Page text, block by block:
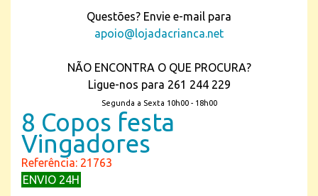
Questões? Envie e-mail para
apoio@lojadacrianca.net
NÃO ENCONTRA O QUE PROCURA?
Ligue-nos para 261 244 229
Segunda a Sexta 10h00 - 18h00
8 Copos festa
Vingadores
Referência: 21763
ENVIO 24H